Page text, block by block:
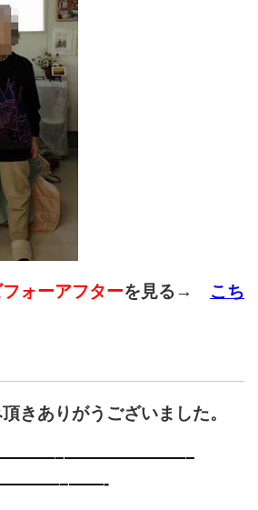
ォーアフターを見る→ こち
きありがうございました。
———————–
——-